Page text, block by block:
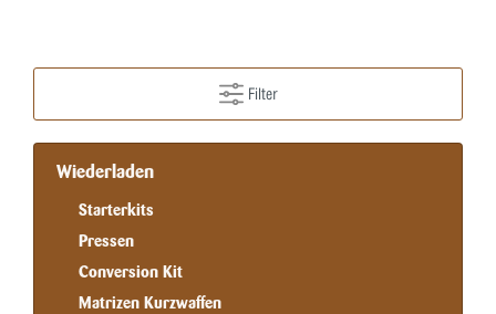
Filter
Wiederladen
Starterkits
Pressen
Conversion Kit
Matrizen Kurzwaffen